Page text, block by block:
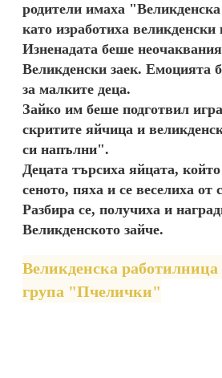
родители имаха
като изработиха
Изненадата беше
Великденски заек. Емоцията
за малките деца.
Зайко им беше подготвил
скритите яйчица и
си напълни".
Децата търсиха яйцата,
сеното, пяха и се веселиха от
Разбира се, получиха и
Великденското зайче.
Великденска
група "Пчелички"